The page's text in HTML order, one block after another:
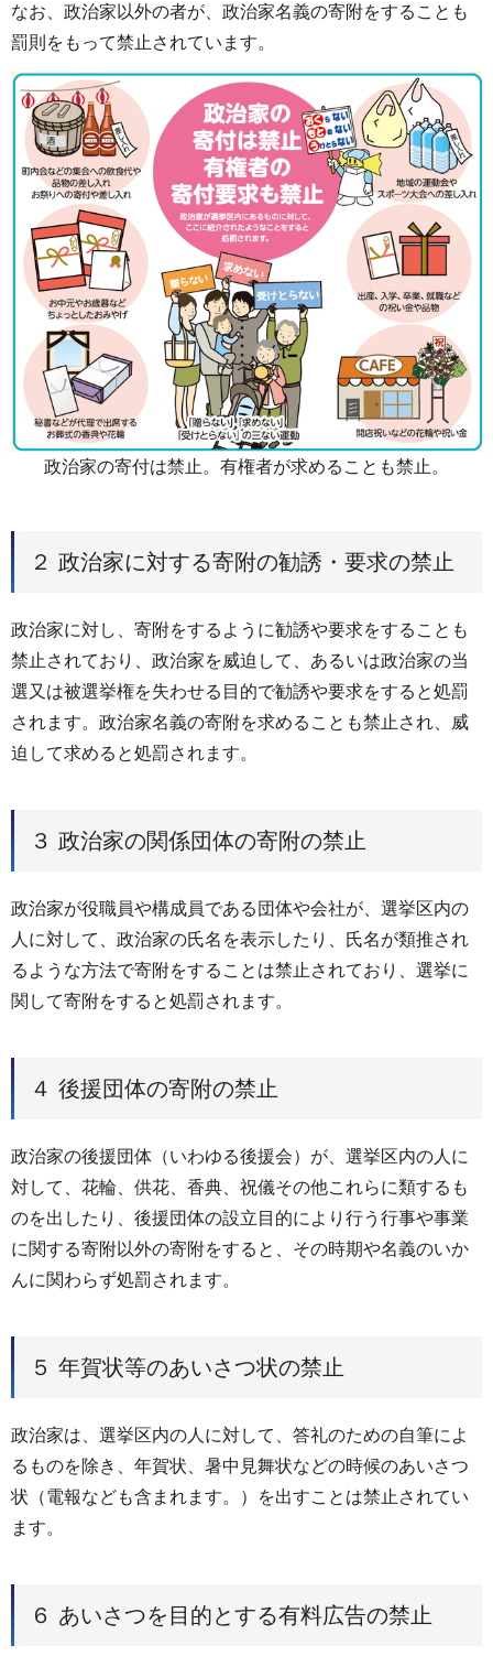
なお、政治家以外の者が、政治家名義の寄附をすることも
罰則をもって禁止されています。
政治家の寄付は禁止。有権者が求めることも禁止。
２ 政治家に対する寄附の勧誘・要求の禁止
政治家に対し、寄附をするように勧誘や要求をすることも
禁止されており、政治家を威迫して、あるいは政治家の当
選又は被選挙権を失わせる目的で勧誘や要求をすると処罰
されます。政治家名義の寄附を求めることも禁止され、威
迫して求めると処罰されます。
３ 政治家の関係団体の寄附の禁止
政治家が役職員や構成員である団体や会社が、選挙区内の
人に対して、政治家の氏名を表示したり、氏名が類推され
るような方法で寄附をすることは禁止されており、選挙に
関して寄附をすると処罰されます。
４ 後援団体の寄附の禁止
政治家の後援団体（いわゆる後援会）が、選挙区内の人に
対して、花輪、供花、香典、祝儀その他これらに類するも
のを出したり、後援団体の設立目的により行う行事や事業
に関する寄附以外の寄附をすると、その時期や名義のいか
んに関わらず処罰されます。
５ 年賀状等のあいさつ状の禁止
政治家は、選挙区内の人に対して、答礼のための自筆によ
るものを除き、年賀状、暑中見舞状などの時候のあいさつ
状（電報なども含まれます。）を出すことは禁止されてい
ます。
６ あいさつを目的とする有料広告の禁止